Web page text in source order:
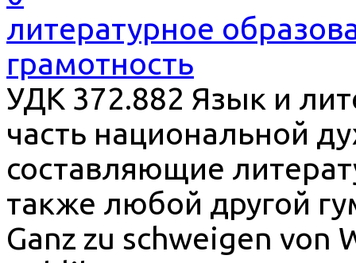
литературное
грамотность
УДК 372.882 Язык и
часть национальной
составляющие
также любой другой
Ganz zu schweigen